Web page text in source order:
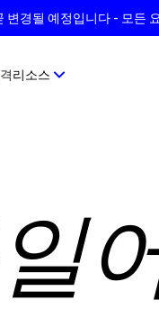
경될 예정입니다 - 모든
리소스